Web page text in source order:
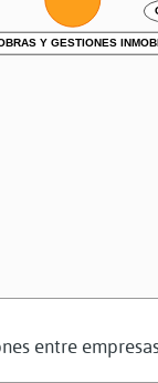
Y GESTIONES
entre